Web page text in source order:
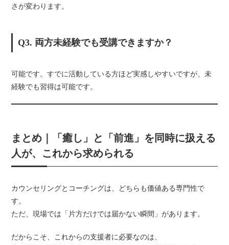
さが変わります。
Q3. 両方未経験でも受講できますか？
可能です。すでに活動している方ほど実感しやすいですが、未
経験でも習得は可能です。
まとめ｜「癒し」と「前進」を同時に扱える
人が、これから求められる
カウンセリングとコーチングは、どちらも価値ある専門性で
す。
ただ、現場では「片方だけでは届かない瞬間」があります。
だからこそ、これからの支援者に必要なのは、